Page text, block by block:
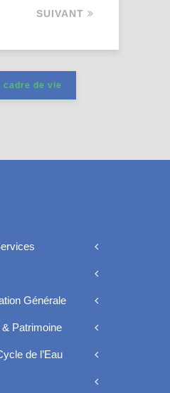
SUIVANT
cadre de vie
Générale
Patrimoine
de l’Eau